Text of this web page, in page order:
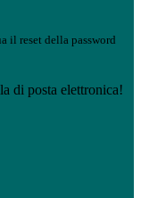
il reset della password
di posta elettronica!